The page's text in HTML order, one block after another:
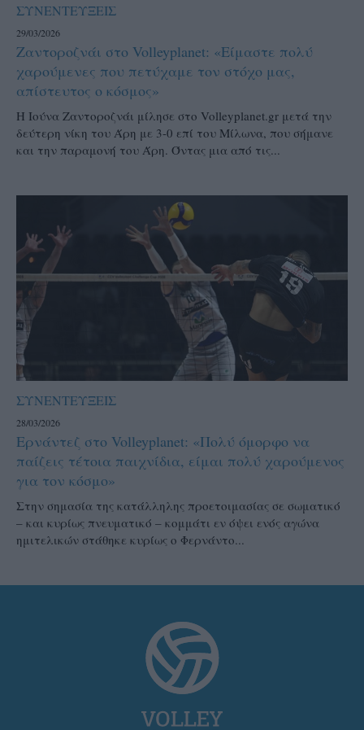
ΣΥΝΕΝΤΕΥΞΕΙΣ
29/03/2026
Ζαντοροζνάι στο Volleyplanet: «Είμαστε πολύ
χαρούμενες που πετύχαμε τον στόχο μας,
απίστευτος ο κόσμος»
Η Ιούνα Ζαντοροζνάι μίλησε στο Volleyplanet.gr μετά την
δεύτερη νίκη του Άρη με 3-0 επί του Μίλωνα, που σήμανε
και την παραμονή του Άρη. Όντας μια από τις...
ΣΥΝΕΝΤΕΥΞΕΙΣ
28/03/2026
Ερνάντεζ στο Volleyplanet: «Πολύ όμορφο να
παίζεις τέτοια παιχνίδια, είμαι πολύ χαρούμενος
για τον κόσμο»
Στην σημασία της κατάλληλης προετοιμασίας σε σωματικό
– και κυρίως πνευματικό – κομμάτι εν όψει ενός αγώνα
ημιτελικών στάθηκε κυρίως ο Φερνάντο...